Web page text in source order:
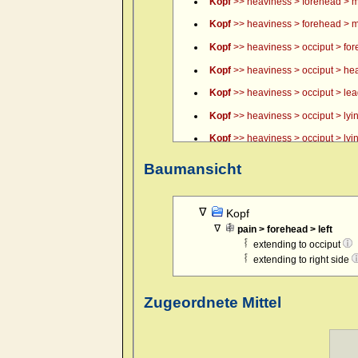
Kopf>> heaviness > forehead >
Kopf>> heaviness > occiput >
Kopf>> heaviness > occiput >
Kopf>> heaviness > occiput >
Kopf>> heaviness > occiput >
Kopf>> heaviness > occiput >
Kopf
Kopf >> pain > boring > forehead
Kopf>> pain > boring > forehead
>> pain > boring > forehead
Kopf>> pain > boring > temples
Kopf>> pain > boring > temples >
>> pain > boring > temples
Baumansicht
Kopf
pain > forehead > left
extending to occiput
extending to right side
Zugeordnete Mittel